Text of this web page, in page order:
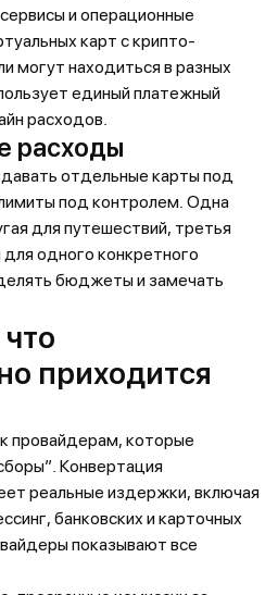
и операционные
карт с крипто-
могут находиться в разных
единый платежный
расходов.
расходы
отдельные карты под
под контролем. Одна
для путешествий, третья
одного конкретного
бюджеты и замечать
приходится
провайдерам, которые
Конвертация
реальные издержки, включая
банковских и карточных
показывают все